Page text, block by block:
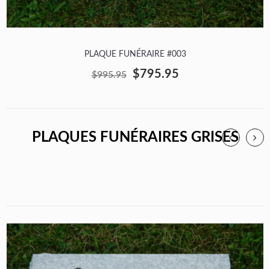
PLAQUE FUNÉRAIRE #003
$995.95 $795.95
PLAQUES FUNÉRAIRES GRISES